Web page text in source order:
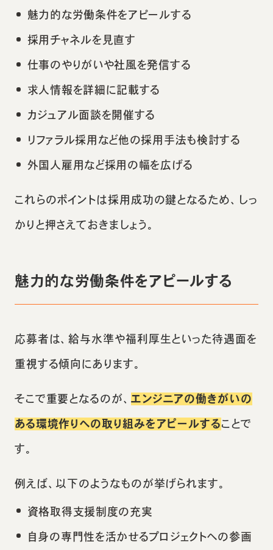
魅力的な労働条件をアピールする
採用チャネルを見直す
仕事のやりがいや社風を発信する
求人情報を詳細に記載する
カジュアル面談を開催する
リファラル採用など他の採用手法も検討する
外国人雇用など採用の幅を広げる
これらのポイントは採用成功の鍵となるため、しっ
かりと押さえておきましょう。
魅力的な労働条件をアピールする
応募者は、給与水準や福利厚生といった待遇面を
重視する傾向にあります。
そこで重要となるのが、 エンジニアの働きがいの
ある環境作りへの取り組みをアピールすることで
す。
例えば、以下のようなものが挙げられます。
資格取得支援制度の充実
自身の専門性を活かせるプロジェクトへの参画